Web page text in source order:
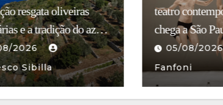
italiano
São Paulo
2026
Mauro
transforma-se
preservação
romano
04/08/
Fanfoni